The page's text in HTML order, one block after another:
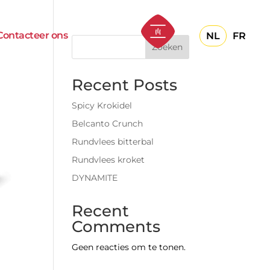
ons NL FR
Zoeken
Recent Posts
Spicy Krokidel
Belcanto Crunch
Rundvlees bitterbal
Rundvlees kroket
DYNAMITE
Recent
Comments
Geen reacties om te tonen.